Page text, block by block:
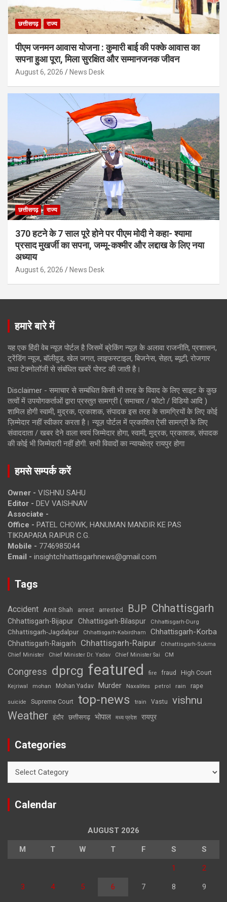
छत्तीसगढ़ राज्य
पीएम जनमन आवास योजना : कुमारी बाई की पक्के आवास का
सपना हुआ पूरा, मिला सुरक्षित और सम्मानजनक जीवन
August 6, 2026 News Desk
छत्तीसगढ़ राज्य
370 हटने के 7 साल पूरे होने पर पीएम मोदी ने कहा- श्यामा
प्रसाद मुखर्जी का सपना, जम्मू-कश्मीर और लद्दाख के लिए नया
अध्याय
August 6, 2026 News Desk
हमारे बारे में
यह एक हिंदी वेब न्यूज़ पोर्टल है जिसमें ब्रेकिंग न्यूज़ के अलावा राजनीति, प्रशासन,
ट्रेंडिंग न्यूज, बॉलीवुड, खेल जगत, लाइफस्टाइल, बिजनेस, सेहत, ब्यूटी, रोजगार
तथा टेक्नोलॉजी से संबंधित खबरें पोस्ट की जाती है।
Disclaimer - समाचार से सम्बंधित किसी भी तरह के विवाद के लिए साइट के कुछ
तत्वों में उपयोगकर्ताओं द्वारा प्रस्तुत सामग्री ( समाचार / फोटो / विडियो आदि )
शामिल होगी स्वामी, मुद्रक, प्रकाशक, संपादक इस तरह के सामग्रियों के लिए कोई
ज़िम्मेदार नहीं स्वीकार करता है। न्यूज़ पोर्टल में प्रकाशित ऐसी सामग्री के लिए
संवाददाता / खबर देने वाला स्वयं जिम्मेदार होगा, स्वामी, मुद्रक, प्रकाशक, संपादक
की कोई भी जिम्मेदारी नहीं होगी. सभी विवादों का न्यायक्षेत्र रायपुर होगा
हमसे सम्पर्क करें
Owner - VISHNU SAHU
Editor - DEV VAISHNAV
Associate -
Office - PATEL CHOWK, HANUMAN MANDIR KE PAS
TIKRAPARA RAIPUR C.G.
Mobile - 7746985044
Email - insightchhattisgarhnews@gmail.com
Tags
Accident Amit Shah arrest arrested BJP Chhattisgarh
Chhattisgarh-Bijapur Chhattisgarh-Bilaspur Chhattisgarh-Durg
Chhattisgarh-Jagdalpur Chhattisgarh-Kabirdham Chhattisgarh-Korba
Chhattisgarh-Raigarh Chhattisgarh-Raipur
Chhattisgarh-Sukma
Chief Minister
Chief Minister Dr. Yadav Chief Minister Sai CM
Congress dprcg featured fire fraud High Court
Kejriwal mohan Mohan Yadav Murder Naxalites petrol rain rape
suicide Supreme Court top-news train Vastu vishnu
Weather इंदौर छत्तीसगढ़ भोपाल मध्य प्रदेश रायपुर
Categories
Calendar
AUGUST 2026
M T W T F S S
1 2
3 4 5 6 7 8 9